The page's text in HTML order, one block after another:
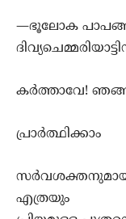
—ഭൂലോക
കര്‍ത്താവേ!
പ്രാര്‍ത്ഥിക്കാം
സര്‍വശക്തനുമായ
എത്രയും